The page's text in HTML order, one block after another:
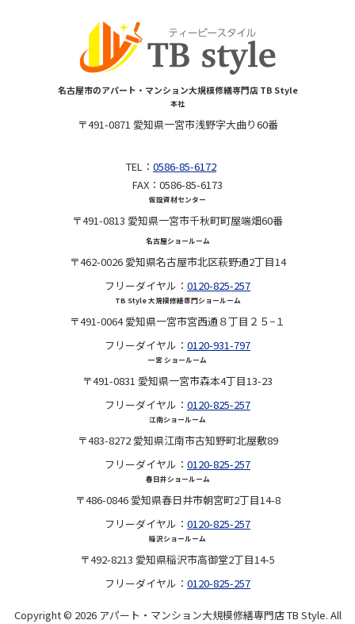
名古屋市のアパート・マンション大規模修繕専門店 TB Style
本社
〒491-0871 愛知県一宮市浅野字大曲り60番
TEL： 0586-85-6172
FAX：0586-85-6173
仮設資材センター
〒491-0813 愛知県一宮市千秋町町屋端畑60番
名古屋ショールーム
〒462-0026 愛知県名古屋市北区萩野通2丁目14
フリーダイヤル： 0120-825-257
TB Style 大規模修繕専門ショールーム
〒491-0064 愛知県一宮市宮西通８丁目２５−１
フリーダイヤル： 0120-931-797
一宮 ショールーム
〒491-0831 愛知県一宮市森本4丁目13-23
フリーダイヤル： 0120-825-257
江南ショールーム
〒483-8272 愛知県江南市古知野町北屋敷89
フリーダイヤル： 0120-825-257
春日井ショールーム
〒486-0846 愛知県春日井市朝宮町2丁目14-8
フリーダイヤル： 0120-825-257
稲沢ショールーム
〒492-8213 愛知県稲沢市高御堂2丁目14-5
フリーダイヤル： 0120-825-257
Copyright © 2026 アパート・マンション大規模修繕専門店 TB Style. All